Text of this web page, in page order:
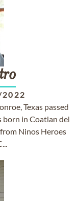
Texas passed
born in Coatlan del
Ninos Heroes